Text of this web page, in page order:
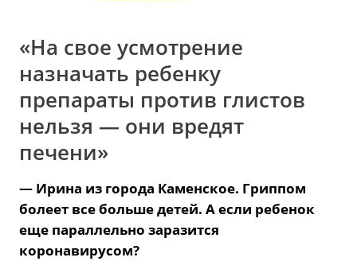
«На свое усмотрение
назначать ребенку
препараты против глистов
нельзя — они вредят
печени»
— Ирина из города Каменское. Гриппом
болеет все больше детей. А если ребенок
еще параллельно заразится
коронавирусом?